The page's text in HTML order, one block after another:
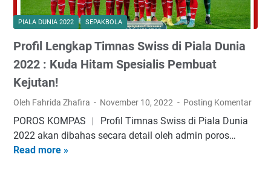
a
n
g
a
a
t
a
l
a
D
i
a
2
r
e
a
m
i
S
w
i
PIALA DUNIA 2022 SEPAKBOLA
Profil Lengkap Timnas Swiss di Piala Dunia
2022 : Kuda Hitam Spesialis Pembuat
Kejutan!
Oleh Fahrida Zhafira November 10, 2022 Posting Komentar
POROS KOMPAS ︱ Profil Timnas Swiss di Piala Dunia
2022 akan dibahas secara detail oleh admin poros…
Read more »